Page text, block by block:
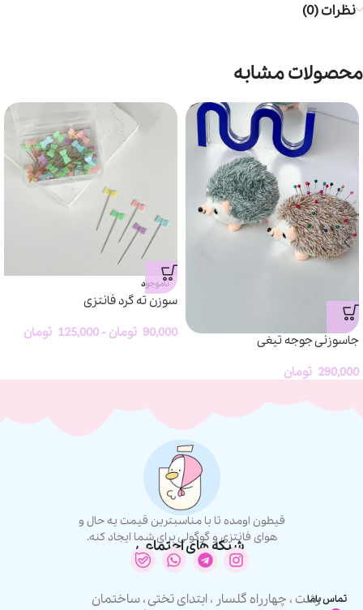
نظرات (0)
محصولات مشابه
جاسوزنی جوجه تیغی
290,000 تومان
ناموجود
سوزن ته گرد فانتزی
90,000 تومان -
125,000 تومان
قیطون اومده تا با مناسبترین قیمت یه حال و
هوای فانتزی و گوگولی برای شما ایجاد کنه.
شبکه های اجتماعی
تماس بامارشت ، چهارراه گلسار ، ابتدای تختی ، ساختمان